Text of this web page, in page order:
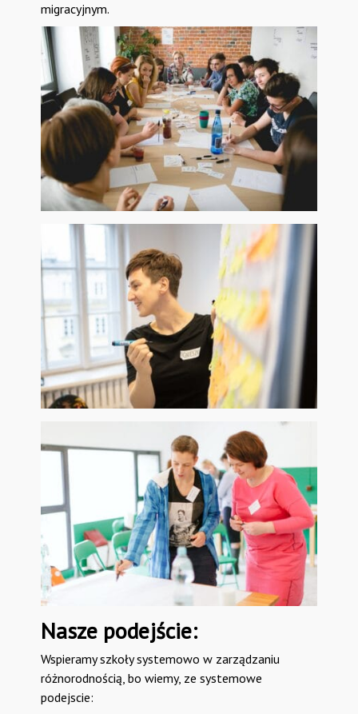
migracyjnym.
Nasze podejście:
Wspieramy szkoły systemowo w zarządzaniu
różnorodnością, bo wiemy, ze systemowe
podejscie: